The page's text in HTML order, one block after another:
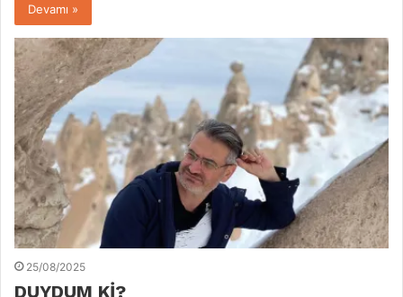
Devamı »
25/08/2025
DUYDUM Kİ?